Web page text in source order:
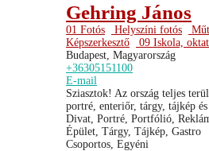
Gehring János
01 Fotós Helyszíni fotós
Képszerkesztő
09 Iskola,
Budapest, Magyarország
+36305151100
E-mail
Sziasztok! Az ország teljes
portré, enteriőr, tárgy, tájkép és
Divat, Portré, Portfólió,
Épület, Tárgy, Tájkép, Gastro
Csoportos, Egyéni